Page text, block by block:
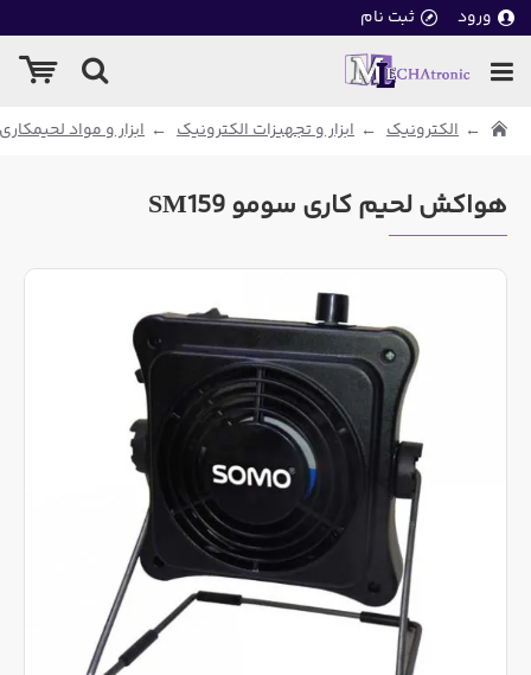
ورود ثبت نام
الکترونیک ابزار و تجهیزات الکترونیک ابزار و مواد لحیمکاری
هواکش لحیم کاری سومو SM159